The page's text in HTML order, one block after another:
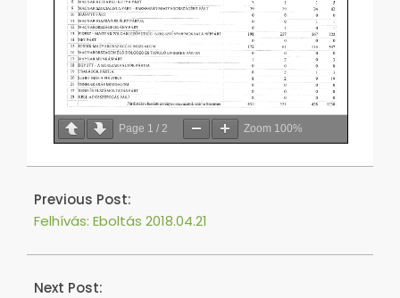
Page 1 / 2 Zoom 100%
2018-
18
Previous Post:
Felhívás: Eboltás 2018.04.21
Next Post: